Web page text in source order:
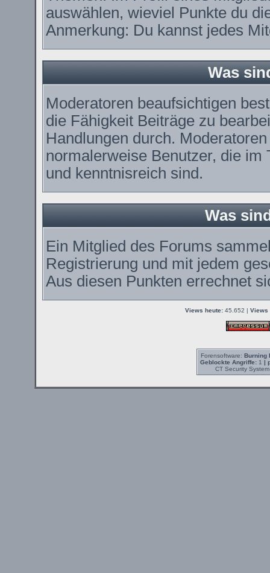
auswählen, wieviel Punkte du
Anmerkung: Du kannst jedes
Was
Moderatoren beaufsichtigen
die Fähigkeit Beiträge zu
Handlungen durch.
normalerweise Benutzer, die
und kenntnisreich sind.
Was
Ein Mitglied des Forums
Registrierung und mit jedem
Aus diesen Punkten errechnet
Views heute: 45.652 | Views
Forensoftware: Burning
Geblockte Angriffe:1 |
CT Security